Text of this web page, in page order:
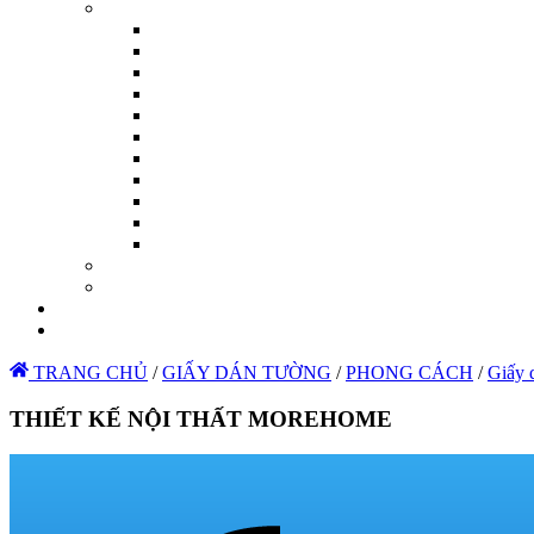
TRANG CHỦ / GIẤY DÁN TƯỜNG / PHONG CÁCH / Giấy
THIẾT KẾ NỘI THẤT MOREHOME